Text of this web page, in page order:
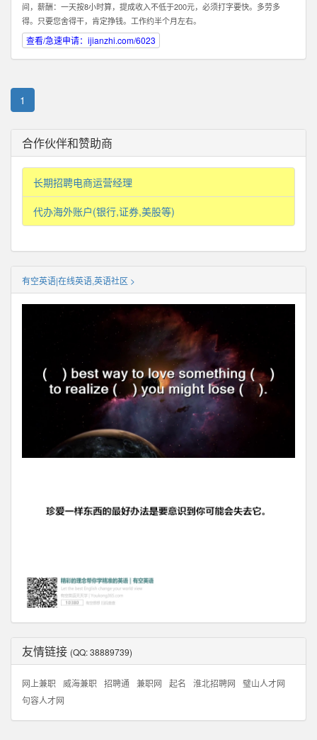
间，薪酬：一天按8小时算，提成收入不低于200元，必须打字要快。多劳多
得。只要您舍得干，肯定挣钱。工作约半个月左右。
查看/急速申请：ijianzhi.com/6023
1
合作伙伴和赞助商
长期招聘电商运营经理
代办海外账户(银行,证券,美股等)
有空英语|在线英语,英语社区 >
友情链接 (QQ: 38889739)
网上兼职 威海兼职 招聘通 兼职网 起名 淮北招聘网
璧山人才网
句容人才网